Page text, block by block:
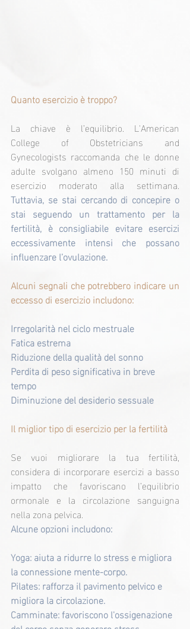
Quanto esercizio è troppo?
La chiave è l’equilibrio. L'American
College of Obstetricians and
Gynecologists raccomanda che le donne
adulte svolgano almeno 150 minuti di
Tuttavia, se stai cercando di concepire o
stai seguendo un trattamento per la
fertilità, è consigliabile evitare esercizi
eccessivamente intensi che possano
influenzare l’ovulazione.
Alcuni segnali che potrebbero indicare un
eccesso di esercizio includono:
Irregolarità nel ciclo mestruale
Fatica estrema
Riduzione della qualità del sonno
Perdita di peso significativa in breve
tempo
Diminuzione del desiderio sessuale
Il miglior tipo di esercizio per la fertilità
Se vuoi migliorare la tua fertilità,
considera di incorporare esercizi a basso
impatto che favoriscano l’equilibrio
ormonale e la circolazione sanguigna
nella zona pelvica.
Alcune opzioni includono:
Yoga: aiuta a ridurre lo stress e migliora
la connessione mente-corpo.
Pilates: rafforza il pavimento pelvico e
migliora la circolazione.
Camminate: favoriscono l'ossigenazione